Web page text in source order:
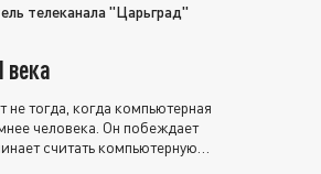
телеканала "Царьград"
века
тогда, когда компьютерная
человека. Он побеждает
считать компьютерную